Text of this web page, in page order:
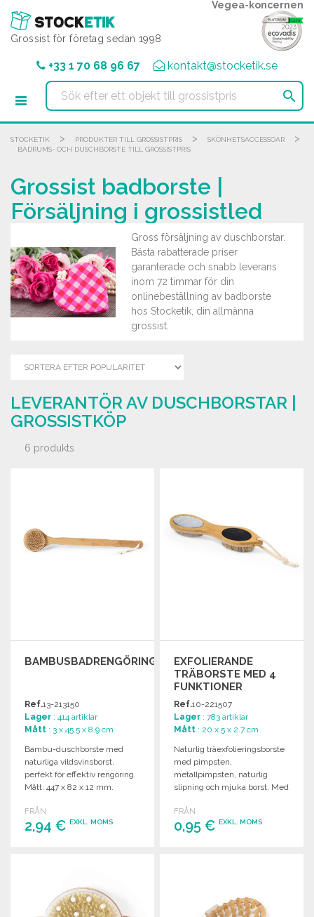
Grossist för företag sedan 1998
Vegea-koncernen
+33 1 70 68 96 67 kontakt@stocketik.se

STOCKETIK > PRODUKTER TILL GROSSISTPRIS > SKÖNHETSACCESSOAR >
BADRUMS- OCH DUSCHBORSTE TILL GROSSISTPRIS
Grossist badborste |
Försäljning i grossistled
Gross försäljning av duschborstar.
Bästa rabatterade priser
garanterade och snabb leverans
inom 72 timmar för din
onlinebeställning av badborste
hos Stocketik, din allmänna
grossist.
LEVERANTÖR AV DUSCHBORSTAR |
GROSSISTKÖP
6 produkts
BAMBUSBADRENGÖRINGSBORSTE
Ref.13-213150
Lager : 414 artiklar
Mått : 3 x 45.5 x 8.9 cm
Bambu-duschborste med
naturliga vildsvinsborst,
perfekt för effektiv rengöring.
Mått: 447 x 82 x 12 mm.
FRÅN
2,94 € EXKL. MOMS
EXFOLIERANDE
TRÄBORSTE MED 4
FUNKTIONER
Ref.10-221507
Lager : 783 artiklar
Mått : 20 x 5 x 2.7 cm
Naturlig träexfolieringsborste
med pimpsten,
metallpimpsten, naturlig
slipning och mjuka borst. Med
FRÅN
0,95 €EXKL. MOMS